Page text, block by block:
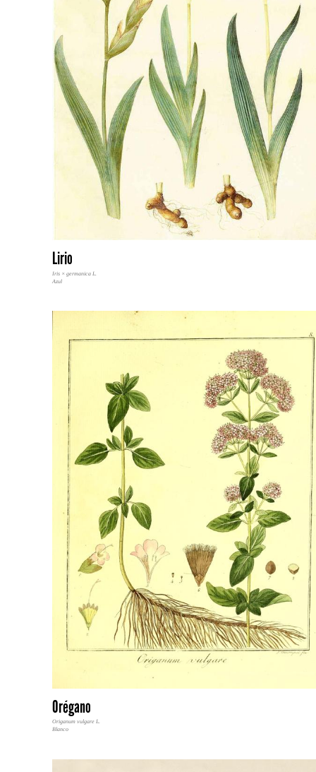
Lirio
Iris × germanica L.
Azul
Orégano
Origanum vulgare L.
Blanco